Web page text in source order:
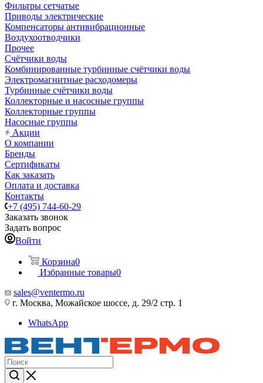
Фильтры сетчатые
Приводы электрические
Компенсаторы антивибрационные
Воздухоотводчики
Прочее
Счётчики воды
Комбинированные турбинные счётчики воды
Электромагнитные расходомеры
Турбинные счётчики воды
Коллекторные и насосные группы
Коллекторные группы
Насосные группы
Акции
О компании
Бренды
Сертификаты
Как заказать
Оплата и доставка
Контакты
+7 (495) 744-60-29
Заказать звонок
Задать вопрос
Войти
Корзина0
Избранные товары0
sales@ventermo.ru
г. Москва, Можайское шоссе, д. 29/2 стр. 1
WhatsApp